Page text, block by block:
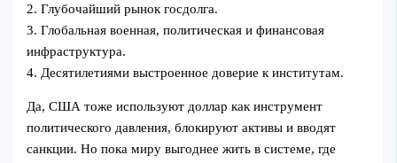
2. Глубочайший рынок госдолга.
3. Глобальная военная, политическая и финансовая
инфраструктура.
4. Десятилетиями выстроенное доверие к институтам.
Да, США тоже используют доллар как инструмент
политического давления, блокируют активы и вводят
санкции. Но пока миру выгоднее жить в системе, где